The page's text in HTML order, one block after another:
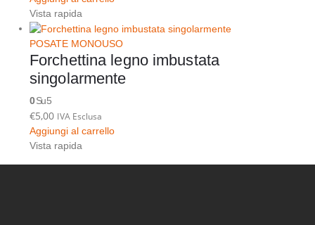
Vista rapida
POSATE MONOUSO
Forchettina legno imbustata
singolarmente
0Su 5
€5,00 IVA Esclusa
Aggiungi al carrello
Vista rapida